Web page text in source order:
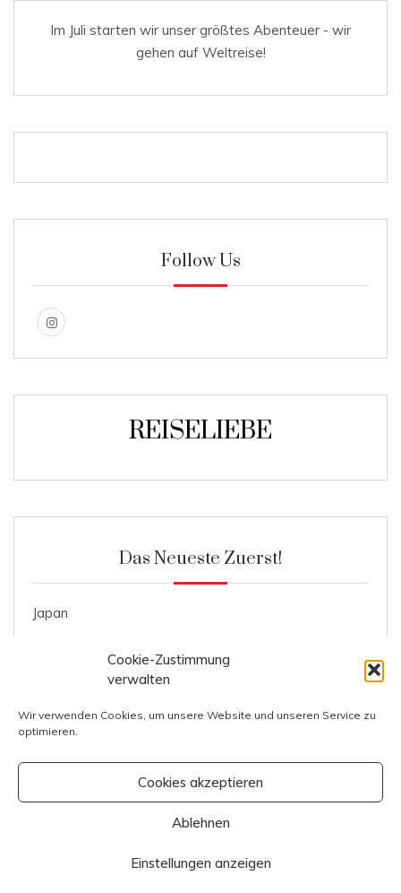
Cookie-Zustimmung
verwalten
Wir verwenden Cookies, um unsere Website und unseren Service zu
optimieren.
Cookies akzeptieren
Ablehnen
Einstellungen anzeigen
Im Juli starten wir unser größtes Abenteuer - wir
gehen auf Weltreise!
Follow Us
REISELIEBE
Das Neueste Zuerst!
Japan
Ente mit Knödel und Blaukraut
Kosten Italien
Copyright All Rights Reserved 2023